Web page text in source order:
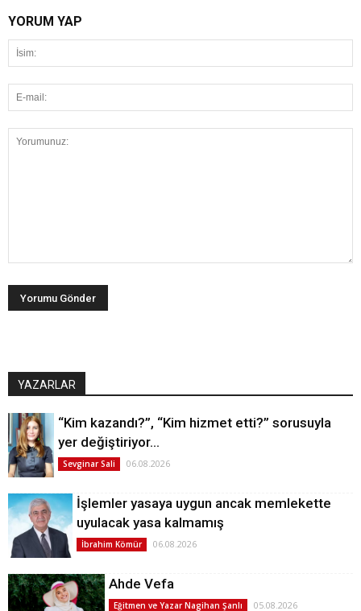
YORUM YAP
YAZARLAR
“Kim kazandı?”, “Kim hizmet etti?” sorusuyla
yer değiştiriyor…
Sevginar Sali 06.08.2026
İşlemler yasaya uygun ancak memlekette
uyulacak yasa kalmamış
İbrahim Kömür 06.08.2026
Ahde Vefa
Eğitmen ve Yazar Nagihan Şanlı 05.08.2026